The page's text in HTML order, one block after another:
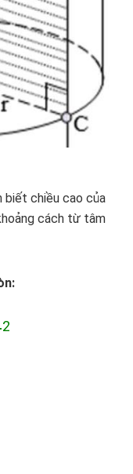
biết chiều cao của
cách từ tâm
2